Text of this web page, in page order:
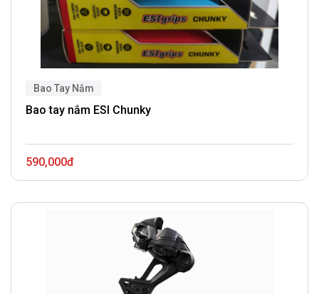
Bao Tay Nắm
Bao tay nắm ESI Chunky
590,000đ